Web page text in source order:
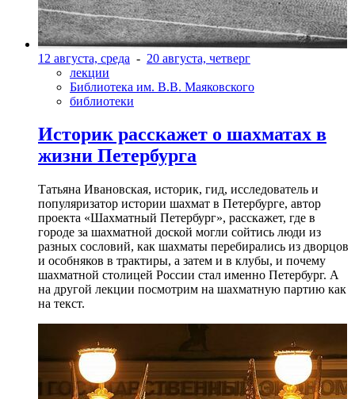
12 августа, среда - 20 августа, четверг
лекции
Библиотека им. В.В. Маяковского
библиотеки
Историк расскажет о шахматах в
жизни Петербурга
Татьяна Ивановская, историк, гид, исследователь и
популяризатор истории шахмат в Петербурге, автор
проекта «Шахматный Петербург», расскажет, где в
городе за шахматной доской могли сойтись люди из
разных сословий, как шахматы перебирались из дворцов
и особняков в трактиры, а затем и в клубы, и почему
шахматной столицей России стал именно Петербург. А
на другой лекции посмотрим на шахматную партию как
на текст.